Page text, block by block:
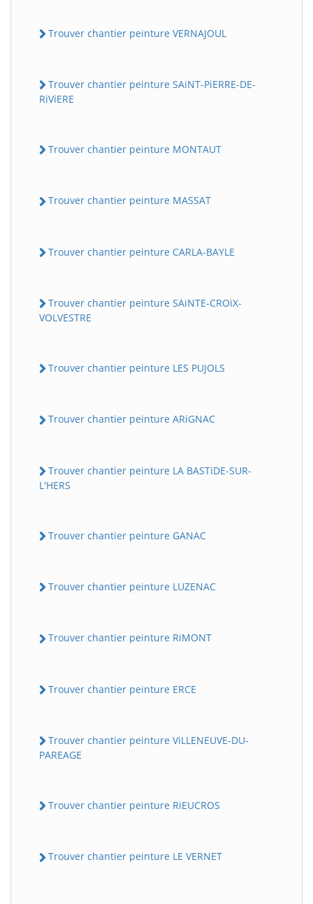
Trouver chantier peinture VERNAJOUL
Trouver chantier peinture SAiNT-PiERRE-DE-
RiViERE
Trouver chantier peinture MONTAUT
Trouver chantier peinture MASSAT
Trouver chantier peinture CARLA-BAYLE
Trouver chantier peinture SAiNTE-CROiX-
VOLVESTRE
Trouver chantier peinture LES PUJOLS
Trouver chantier peinture ARiGNAC
Trouver chantier peinture LA BASTiDE-SUR-
L'HERS
Trouver chantier peinture GANAC
Trouver chantier peinture LUZENAC
Trouver chantier peinture RiMONT
Trouver chantier peinture ERCE
Trouver chantier peinture ViLLENEUVE-DU-
PAREAGE
Trouver chantier peinture RiEUCROS
Trouver chantier peinture LE VERNET